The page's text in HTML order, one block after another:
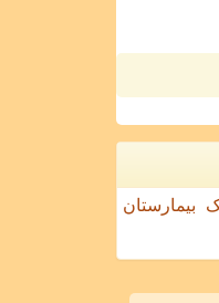
بیمارستان